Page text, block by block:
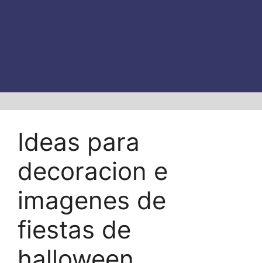
Ideas para
decoracion e
imagenes de
fiestas de